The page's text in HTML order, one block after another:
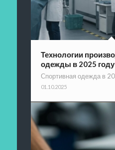
Технологии
одежды в 2025 году
Спортивная одежда в
01.10.2025